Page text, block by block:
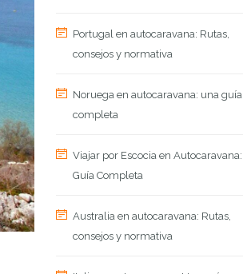
Portugal en autocaravana: Rutas,
consejos y normativa
Noruega en autocaravana: una guía
completa
Viajar por Escocia en Autocaravana:
Guía Completa
Australia en autocaravana: Rutas,
consejos y normativa